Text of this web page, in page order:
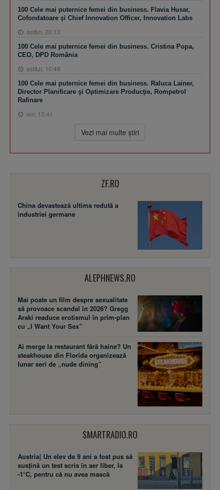
100 Cele mai puternice femei din business. Flavia Husar,
Cofondatoare şi Chief Innovation Officer, Innovation Labs
astăzi, 20:13
100 Cele mai puternice femei din business. Cristina Popa,
CEO, DPD România
astăzi, 10:49
100 Cele mai puternice femei din business. Raluca Lainer,
Director Planificare şi Optimizare Producţie, Rompetrol
Rafinare
ieri, 15:41
Vezi mai multe ştiri
ZF.RO
China devastează ultima redută a
industriei germane
ALEPHNEWS.RO
Mai poate un film despre sexualitate
să provoace scandal în 2026? Gregg
Araki readuce erotismul în prim-plan
cu „I Want Your Sex”
Ai merge la restaurant fără haine? Un
steakhouse din Florida organizează
lunar seri de „nude dining”
SMARTRADIO.RO
Austria| Un elev de 9 ani a fost pus să
susţină un test scris în aer liber, la
-1°C, pentru că nu avea mască